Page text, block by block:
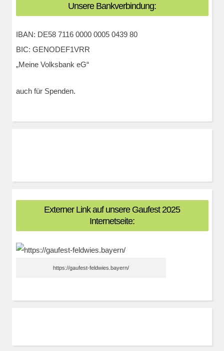
Unsere Bankverbindung:
IBAN: DE58 7116 0000 0005 0439 80
BIC: GENODEF1VRR
„Meine Volksbank eG“
auch für Spenden.
Externer Link auf unsere Gaufest 2025
Internetseite:
https://gaufest-feldwies.bayern/